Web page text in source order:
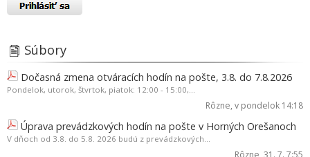
Súbory
Dočasná zmena otváracích hodín na pošte, 3.8. do 7.8.2026
Pondelok, utorok, štvrtok, piatok: 12:00 - 15:00,...
Rôzne, v pondelok 14:18
Úprava prevádzkových hodín na pošte v Horných Orešanoch
V dňoch od 3.8. do 5.8. 2026 budú z prevádzkových...